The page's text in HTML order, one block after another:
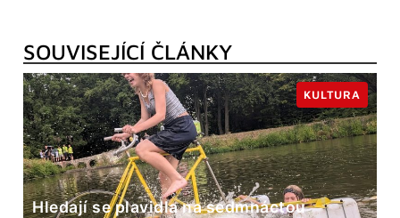
SOUVISEJÍCÍ ČLÁNKY
Hledají se plavidla na sedmnáctou
KULTURA